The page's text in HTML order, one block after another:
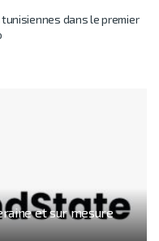
dans le premier
et sur mesure